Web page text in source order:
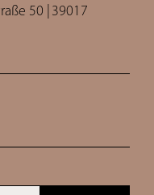
50 | 39017